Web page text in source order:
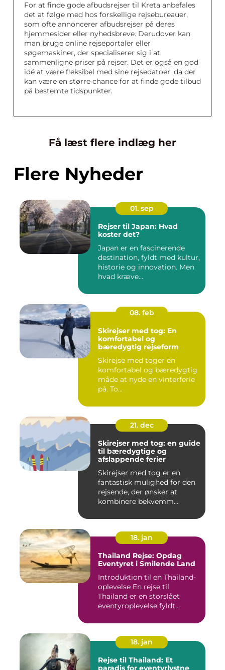
For at finde gode afbudsrejser til Kreta anbefales
det at følge med hos forskellige rejsebureauer,
som ofte annoncerer afbudsrejser på deres
hjemmesider eller nyhedsbreve. Derudover kan
man bruge online rejseportaler eller
søgemaskiner, der specialiserer sig i at
sammenligne priser på rejser. Det er også en god
idé at være fleksibel med sine rejsedatoer, da der
kan være en større chance for at finde gode tilbud
på bestemte tidspunkter.
Få læst flere indlæg her
Flere Nyheder
01. sep
Rejser til Japan: Hvad
koster det?
Japan er en fascinerende
destination, fyldt med kultur,
historie og innovation. Men
hvad kræve...
08. feb
Skirejser med tog: En
komfortabel og
bæredygtig rejseform
Skirejse med toger en
komfortabel og bæredygtig
måde at nyde en vinterferie
på. To...
21. dec
Skirejser med tog: en guide
til bæredygtige og
afslappende ferier
Skirejser med tog er en
fantastisk mulighed for den
rejsende, der ønsker at
kombinere bekvemm...
18. jan
Thailand Rejse: Opdag
Eventyret i Smilende Land
Introduktion til en Thailand-
oplevelse En rejse til
Thailand er en storslået
eventyroplevelse fyldt...
18. jan
Rejse til Thailand: Et
paradis for eventyrlystne